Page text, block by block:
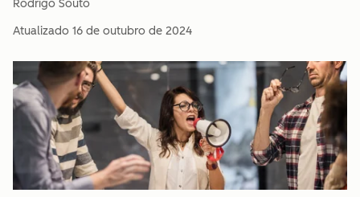
Rodrigo Souto
Atualizado 16 de outubro de 2024